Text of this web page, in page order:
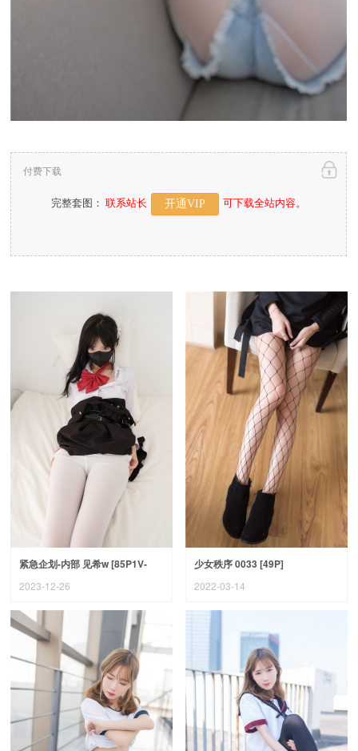
完整套图：联系站长 开通VIP 可下载全站内容。
付费下载
紧急企划-内部 见希w [85P1V-
2.64G]
2023-12-26
少女秩序 0033 [49P]
2022-03-14